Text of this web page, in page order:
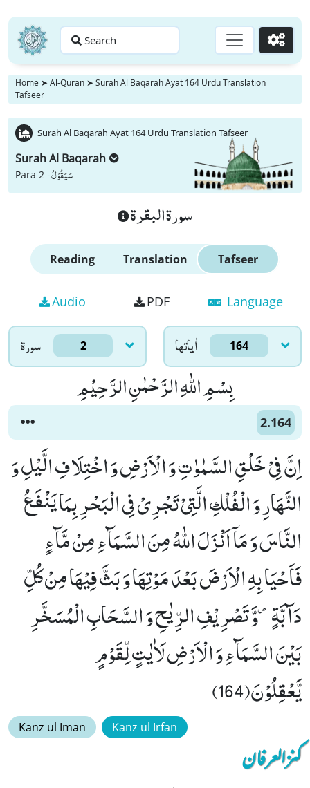
Search Go
Home ➤ Al-Quran ➤ Surah Al Baqarah Ayat 164 Urdu Translation
Tafseer
Surah Al Baqarah Ayat 164 Urdu Translation Tafseer
Surah Al Baqarah
Para 2 -سَیَقُوْلُ
سورة البقرة
Reading Translation Tafseer
Audio PDF Language
سورۃ 2 اٰياتها 164
بِسْمِ اللّٰهِ الرَّحْمٰنِ الرَّحِیْمِ
2.164
اِنَّ فِیْ خَلْقِ السَّمٰوٰتِ وَ الْاَرْضِ وَ اخْتِلَافِ الَّیْلِ وَ
النَّهَارِ وَ الْفُلْكِ الَّتِیْ تَجْرِیْ فِی الْبَحْرِ بِمَا یَنْفَعُ
النَّاسَ وَ مَاۤ اَنْزَلَ اللّٰهُ مِنَ السَّمَآءِ مِنْ مَّآءٍ
فَاَحْیَا بِهِ الْاَرْضَ بَعْدَ مَوْتِهَا وَ بَثَّ فِیْهَا مِنْ كُلِّ
دَآبَّةٍ ۪-وَّ تَصْرِیْفِ الرِّیٰحِ وَ السَّحَابِ الْمُسَخَّرِ
بَیْنَ السَّمَآءِ وَ الْاَرْضِ لَاٰیٰتٍ لِّقَوْمٍ
یَّعْقِلُوْنَ(164)
Kanz ul Iman Kanz ul Irfan
کنزالعرفان